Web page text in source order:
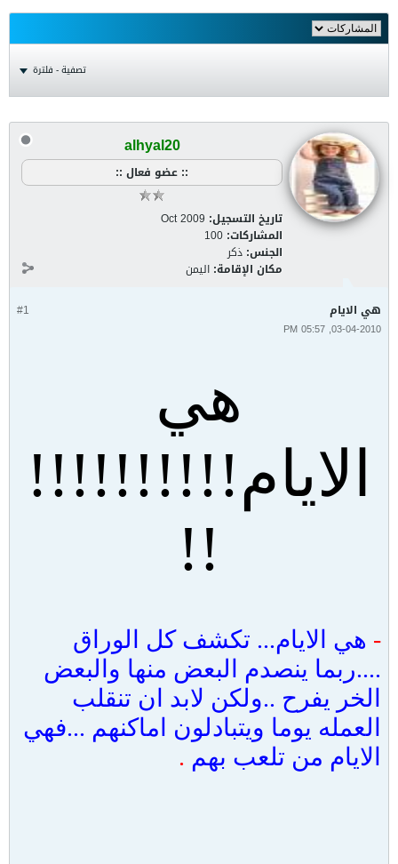
تصفية - فلترة
alhyal20
:: عضو فعال ::
تاريخ التسجيل: Oct 2009
المشاركات: 100
الجنس: ذكر
مكان الإقامة: اليمن
#1 هي الايام
03-04-2010, 05:57 PM
هي
الايام!!!!!!!!!!
!!
- هي الايام... تكشف كل الوراق
....ربما ينصدم البعض منها والبعض
الخر يفرح ..ولكن لابد ان تنقلب
العمله يوما ويتبادلون اماكنهم ...فهي
الايام من تلعب بهم .